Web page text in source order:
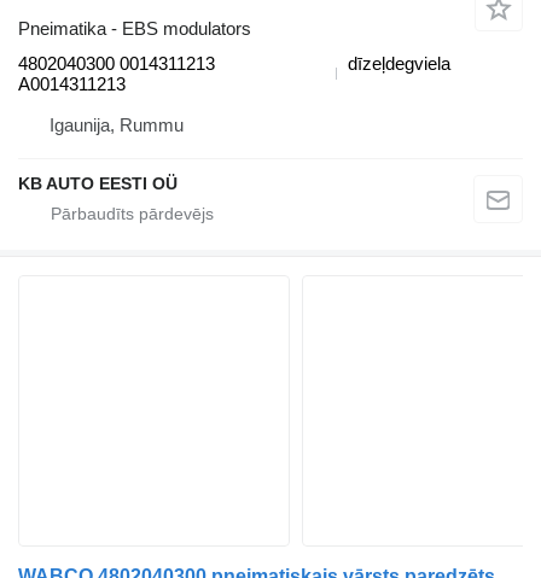
Pneimatika - EBS modulators
4802040300 0014311213
A0014311213
dīzeļdegviela
Igaunija, Rummu
KB AUTO EESTI OÜ